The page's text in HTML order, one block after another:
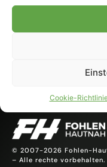
Cookie-
ARD-Sportschau
Fußballmuseum in
DFB-Pokals 2026/27
bescherte Borussia
Pflichtaufgabe. […]
© 2007-2026 Fohlen-
– Alle rechte vorbehalten.